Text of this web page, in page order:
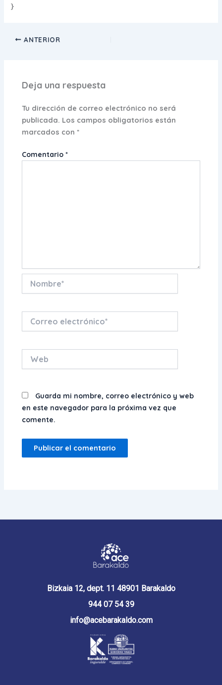
}
ANTERIOR
Deja una respuesta
Tu dirección de correo electrónico no será
publicada. Los campos obligatorios están
marcados con*
Comentario*
electrónico*
Guarda mi nombre, correo electrónico y web
en este navegador para la próxima vez que
comente.
Bizkaia 12, dept. 11 48901 Barakaldo
944 07 54 39
info@acebarakaldo.com